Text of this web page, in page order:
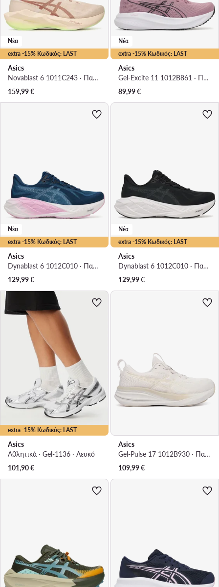
extra -15% Κωδικός: LAST
Νέα
Asics
Novablast 6 1011C243 · Παπούτσια για Τρέξιμο
159,99€
extra -15% Κωδικός: LAST
Νέα
Asics
Gel-Excite 11 1012B861 · Παπούτσια για Τρέξιμο
89,99€
extra -15% Κωδικός: LAST
Νέα
Asics
Dynablast 6 1012C010 · Παπούτσια για Τρέξιμο
129,99€
extra -15% Κωδικός: LAST
Νέα
Asics
Dynablast 6 1012C010 · Παπούτσια για Τρέξιμο
129,99€
extra -15% Κωδικός: LAST
Asics
Αθλητικά · Gel-1136 · Λευκό
101,90€
Asics
Gel-Pulse 17 1012B930 · Παπούτσια για Τρέξιμο
109,99€